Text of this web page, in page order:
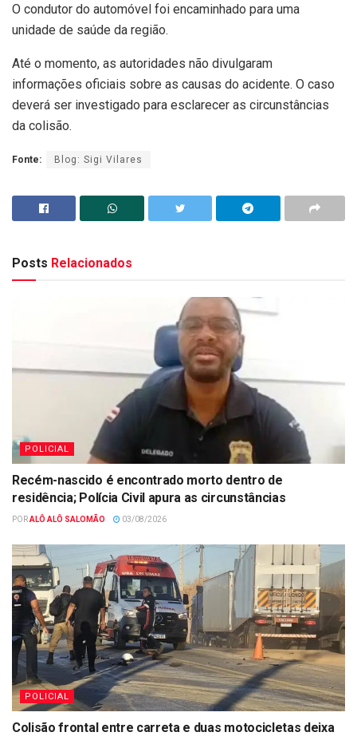
O condutor do automóvel foi encaminhado para uma
unidade de saúde da região.
Até o momento, as autoridades não divulgaram
informações oficiais sobre as causas do acidente. O caso
deverá ser investigado para esclarecer as circunstâncias
da colisão.
Fonte: Blog: Sigi Vilares
Posts Relacionados
POLICIAL
Recém-nascido é encontrado morto dentro de
residência; Polícia Civil apura as circunstâncias
PORALÔ ALÔ SALOMÃO 03/08/2026
POLICIAL
Colisão frontal entre carreta e duas motocicletas deixa